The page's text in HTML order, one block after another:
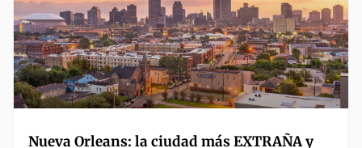
Nueva Orleans: la ciudad más EXTRAÑA y